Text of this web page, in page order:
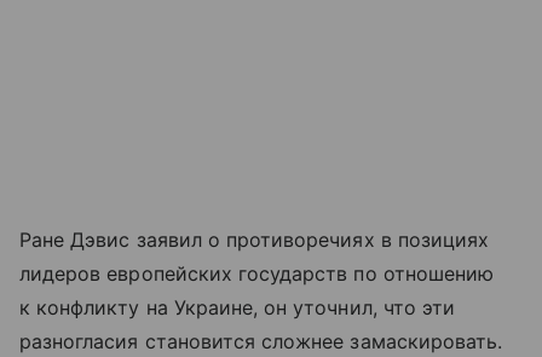
Ране Дэвис заявил о противоречиях в позициях
лидеров европейских государств по отношению
к конфликту на Украине, он уточнил, что эти
разногласия становится сложнее замаскировать.